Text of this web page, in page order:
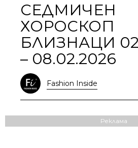
СЕДМИЧЕН
ХОРОСКОП
БЛИЗНАЦИ
– 08.02.2026
Fashion Inside
Реклама